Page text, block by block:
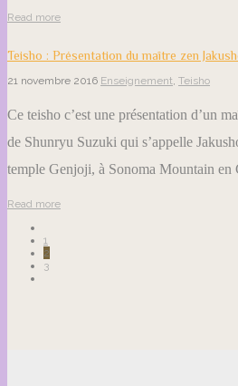
Read more
Teisho : Présentation du maître zen
21 novembre 2016 Enseignement Teisho
Ce teisho c’est une présentation d’un
de Shunryu Suzuki qui s’appelle
temple Genjoji, à Sonoma Mountain en
Read more
1
2
3